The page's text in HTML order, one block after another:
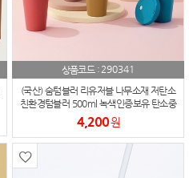
상품코드 :290341
(국산) 숨텀블러 리유저블 나무소재 저탄소
친환경텀블러 500ml 녹색인증보유 탄소중
립
4,200원